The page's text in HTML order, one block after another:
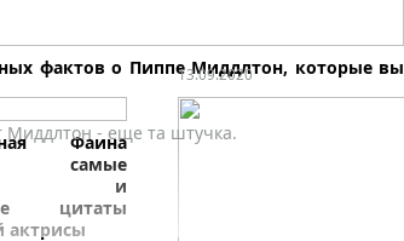
фактов о Пиппе Миддлтон, которые вы
Миддлтон - еще та штучка.
Фаина
самые
и
цитаты
актрисы
13.09.2020